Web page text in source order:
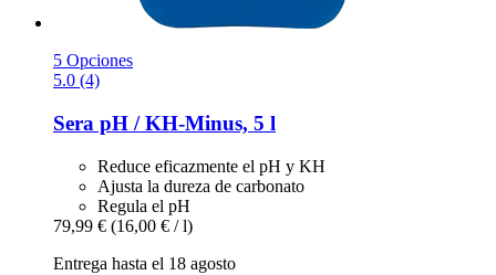
5 Opciones
5.0 (4)
Sera pH / KH-​Minus, 5 l
Reduce eficazmente el pH y KH
Ajusta la dureza de carbonato
Regula el pH
79,99 € (16,00 € / l)
Entrega hasta el 18 agosto